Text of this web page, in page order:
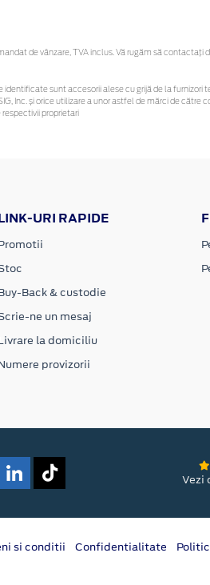
de vânzare, TVA inclus. Vă rugăm să contactaţi
identificate sunt accesorii alese cu grijă de la furnizori
Inc. și orice utilizare a unor astfel de mărci de
proprietari
URI RAPIDE
Back & custodie
ne un mesaj
la domiciliu
provizorii
Vezi
si conditii Confidentialitate